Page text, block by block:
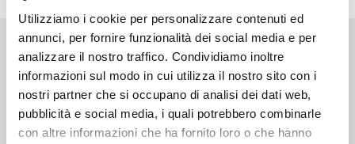
Utilizziamo i cookie per personalizzare contenuti ed
annunci, per fornire funzionalità dei social media e per
analizzare il nostro traffico. Condividiamo inoltre
informazioni sul modo in cui utilizza il nostro sito con i
nostri partner che si occupano di analisi dei dati web,
pubblicità e social media, i quali potrebbero combinarle
con altre informazioni che ha fornito loro o che hanno
Altri volumi della serie